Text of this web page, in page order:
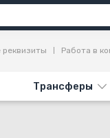
Трансферы
реквизиты Работа в